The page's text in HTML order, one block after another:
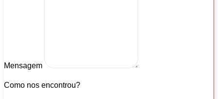
Mensagem
Como nos encontrou?